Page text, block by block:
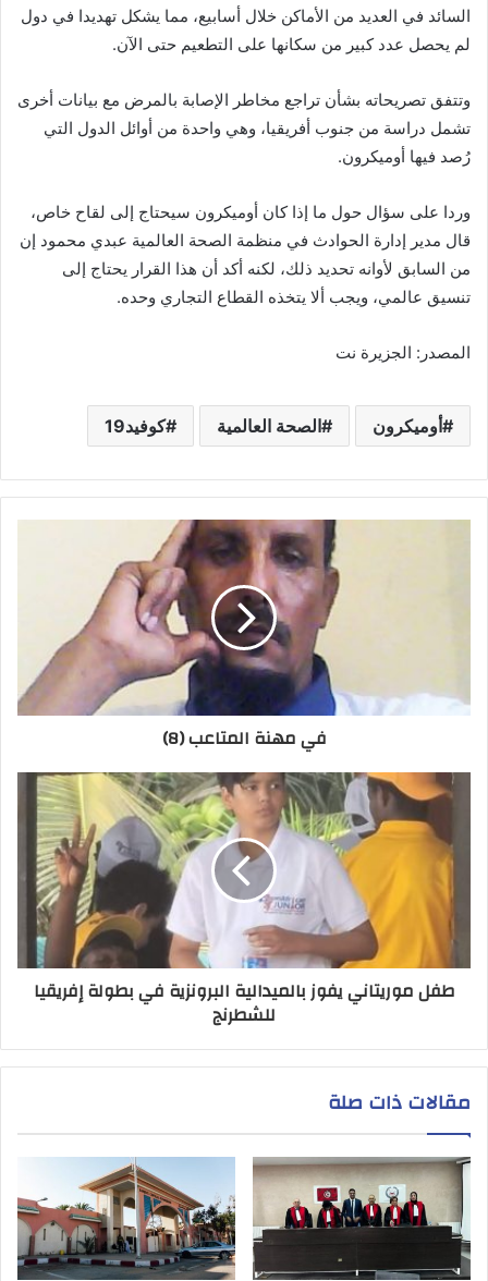
السائد في العديد من الأماكن خلال أسابيع، مما يشكل تهديدا في دول
لم يحصل عدد كبير من سكانها على التطعيم حتى الآن.
وتتفق تصريحاته بشأن تراجع مخاطر الإصابة بالمرض مع بيانات أخرى
تشمل دراسة من جنوب أفريقيا، وهي واحدة من أوائل الدول التي
رُصد فيها أوميكرون.
وردا على سؤال حول ما إذا كان أوميكرون سيحتاج إلى لقاح خاص،
قال مدير إدارة الحوادث في منظمة الصحة العالمية عبدي محمود إن
من السابق لأوانه تحديد ذلك، لكنه أكد أن هذا القرار يحتاج إلى
تنسيق عالمي، ويجب ألا يتخذه القطاع التجاري وحده.
المصدر: الجزيرة نت
أوميكرون الصحة العالمية كوفيد19
في مهنة المتاعب (8)
طفل موريتاني يفوز بالميدالية البرونزية في بطولة إفريقيا
للشطرنج
مقالات ذات صلة